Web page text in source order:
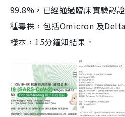
99.8%，已經通過臨床實驗認
種毒株，包括Omicron 及
樣本，15分鐘知結果。